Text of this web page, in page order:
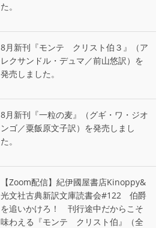
た。
8月新刊『モンテ゠クリスト伯３』（ア
レクサンドル・デュマ／前山悠訳）を
発売しました。
8月新刊『一粒の麦』（グギ・ワ・ジオ
ンゴ／粟飯原文子訳）を発売しまし
た。
【Zoom配信】紀伊國屋書店Kinoppy&
光文社古典新訳文庫読書会#122 伯爵
を追いかけろ！ 刊行途中だからこそ
味わえる『モンテ゠クリスト伯』（全